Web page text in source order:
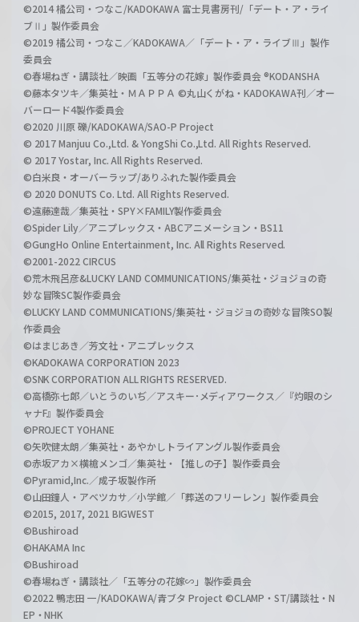
©2014 橘公司・つなこ/KADOKAWA 富士見書房刊/「デート・ア・ライ
ブⅡ」製作委員会
©2019 橘公司・つなこ／KADOKAWA／「デート・ア・ライブⅢ」製作
委員会
©春場ねぎ・講談社／映画「五等分の花嫁」製作委員会 ®KODANSHA
©藤本タツキ／集英社・ＭＡＰＰＡ ©丸山くがね・KADOKAWA刊／オー
バーロード4製作委員会
©2020 川原 礫/KADOKAWA/SAO-P Project
© 2017 Manjuu Co.,Ltd. & YongShi Co.,Ltd. All Rights Reserved.
© 2017 Yostar, Inc. All Rights Reserved.
©白米良・オーバーラップ/ありふれた製作委員会
© 2020 DONUTS Co. Ltd. All Rights Reserved.
©遠藤達哉／集英社・SPY×FAMILY製作委員会
©Spider Lily／アニプレックス・ABCアニメーション・BS11
©GungHo Online Entertainment, Inc. All Rights Reserved.
©2001-2022 CIRCUS
©荒木飛呂彦&LUCKY LAND COMMUNICATIONS/集英社・ジョジョの奇
妙な冒険SC製作委員会
©LUCKY LAND COMMUNICATIONS/集英社・ジョジョの奇妙な冒険SO製
作委員会
©はまじあき／芳文社・アニプレックス
©KADOKAWA CORPORATION 2023
©SNK CORPORATION ALL RIGHTS RESERVED.
©高橋弥七郎／いとうのいぢ／アスキー･メディアワークス／『灼眼のシ
ャナF』製作委員会
©PROJECT YOHANE
©矢吹健太朗／集英社・あやかしトライアングル製作委員会
©赤坂アカ×横槍メンゴ／集英社・【推しの子】製作委員会
©Pyramid,Inc.／成子坂製作所
©山田鐘人・アベツカサ／小学館／「葬送のフリーレン」製作委員会
©2015, 2017, 2021 BIGWEST
©Bushiroad
©HAKAMA Inc
©Bushiroad
©春場ねぎ・講談社／「五等分の花嫁∽」製作委員会
©2022 鴨志田 一/KADOKAWA/青ブタ Project ©CLAMP・ST/講談社・N
EP・NHK